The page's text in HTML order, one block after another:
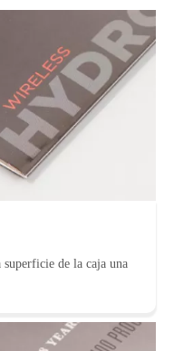
de la caja una